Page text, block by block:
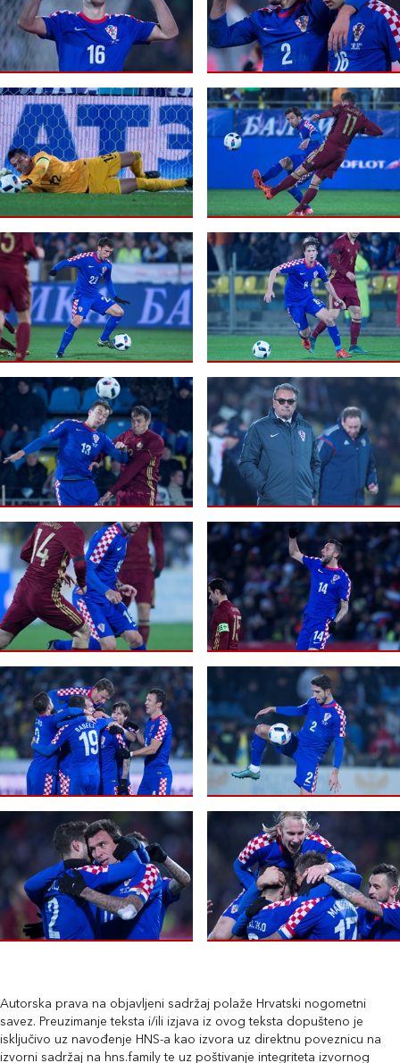
Autorska prava na objavljeni sadržaj polaže Hrvatski nogometni
savez. Preuzimanje teksta i/ili izjava iz ovog teksta dopušteno je
isključivo uz navođenje HNS-a kao izvora uz direktnu poveznicu na
izvorni sadržaj na hns.family te uz poštivanje integriteta izvornog